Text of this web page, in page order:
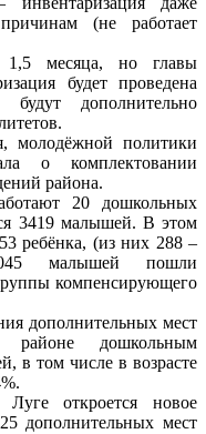
(не работает
1,5 месяца, но главы
будет проведена
дополнительно
молодёжной политики
о комплектовании
района.
20 дошкольных
3419 малышей. В этом
ребёнка, (из них 288 –
малышей пошли
компенсирующего
дополнительных мест
дошкольным
в том числе в возрасте
откроется новое
дополнительных мест